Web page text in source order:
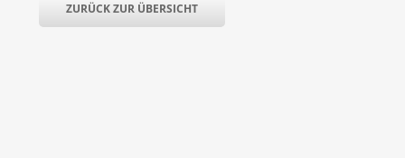
ZURÜCK ZUR ÜBERSICHT